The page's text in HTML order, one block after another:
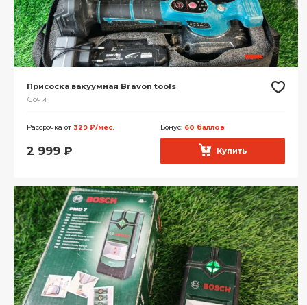
Присоска вакуумная Bravon tools
Сочи
Рассрочка от 329 ₽/мес. Бонус: 60 баллов
2 999 ₽ Купить